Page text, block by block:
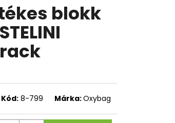
blokk
Kód: 8-799 Márka:Oxybag
Következő